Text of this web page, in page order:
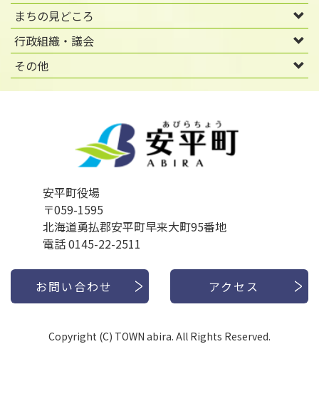
まちの見どころ
行政組織・議会
その他
安平町役場
〒059-1595
北海道勇払郡安平町早来大町95番地
電話 0145-22-2511
お問い合わせ アクセス
Copyright (C) TOWN abira. All Rights Reserved.